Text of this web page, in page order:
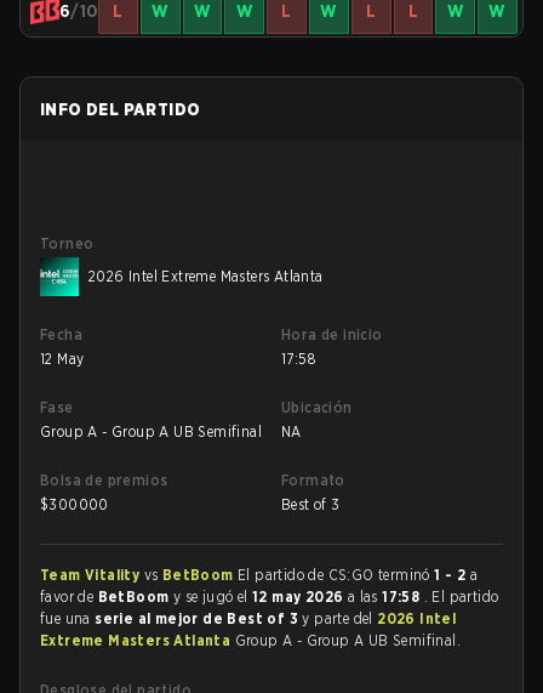
6/10 L W W W L W L L W W
INFO DEL PARTIDO
Torneo
2026 Intel Extreme Masters Atlanta
Fecha
12 May
Hora de inicio
17:58
Fase
Group A - Group A UB Semifinal
Ubicación
NA
Bolsa de premios
$300000
Formato
Best of 3
Team Vitality vs BetBoom El partido de CS:GO terminó1 - 2 a
favor de BetBoom y se jugó el12 may 2026 a las17:58 . El partido
fue una serie al mejor de Best of 3y parte del 2026 Intel
Extreme Masters Atlanta Group A - Group A UB Semifinal.